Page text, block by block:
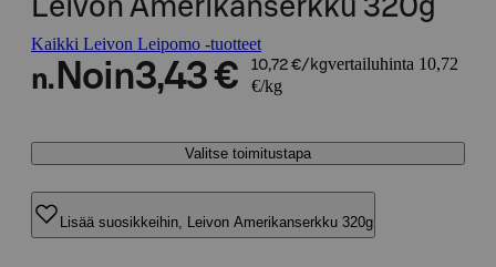
Leivon Amerikanserkku 320g
Kaikki Leivon Leipomo -tuotteet
n. Noin3,43 € 10,72 €/kgvertailuhinta 10,72
€/kg
Valitse toimitustapa
Lisää suosikkeihin, Leivon Amerikanserkku 320g